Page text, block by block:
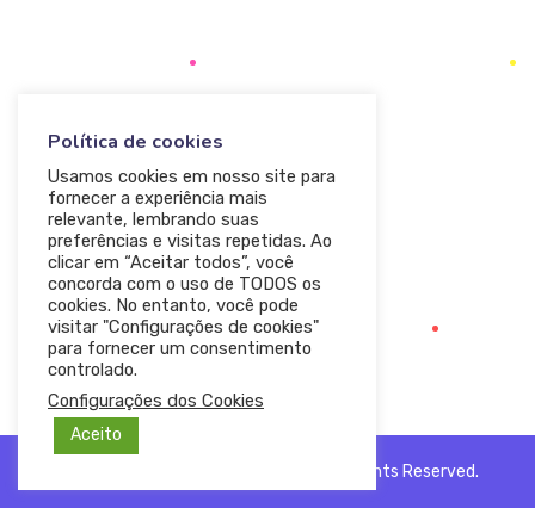
© 2020 — Ewebot by GT3Themes. All Rights Reserved.
Política de cookies
Usamos cookies em nosso site para
fornecer a experiência mais
relevante, lembrando suas
preferências e visitas repetidas. Ao
clicar em “Aceitar todos”, você
concorda com o uso de TODOS os
cookies. No entanto, você pode
visitar "Configurações de cookies"
para fornecer um consentimento
controlado.
Configurações dos Cookies
Aceito